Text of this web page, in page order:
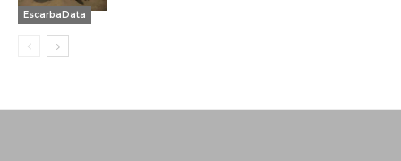
EscarbaData